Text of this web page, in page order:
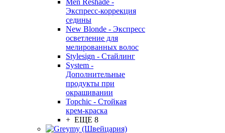
Men Reshade -
Экспресс-коррекция
седины
New Blonde - Экспресс
осветление для
мелированных волос
Stylesign - Стайлинг
System -
Дополнительные
продукты при
окрашивании
Topchic - Стойкая
крем-краска
+ ЕЩЕ 8